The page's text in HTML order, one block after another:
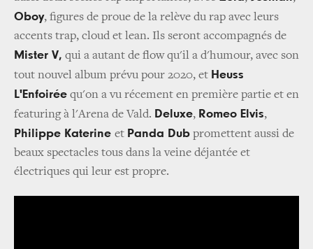
Oboy, figures de proue de la relève du rap avec leurs
accents trap, cloud et lean. Ils seront accompagnés de
Mister V, qui a autant de flow qu'il a d'humour, avec son
tout nouvel album prévu pour 2020, et Heuss
L'Enfoirée qu'on a vu récement en première partie et en
featuring à l'Arena de Vald. Deluxe, Romeo Elvis,
Philippe Katerine et Panda Dub promettent aussi de
beaux spectacles tous dans la veine déjantée et
électriques qui leur est propre.